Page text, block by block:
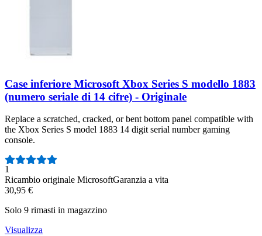
Case inferiore Microsoft Xbox Series S modello 1883
(numero seriale di 14 cifre) - Originale
Replace a scratched, cracked, or bent bottom panel compatible with
the Xbox Series S model 1883 14 digit serial number gaming
console.
Numero di recensioni:
1
Ricambio originale MicrosoftGaranzia a vita
30,95 €
Solo 9 rimasti in magazzino
Visualizza